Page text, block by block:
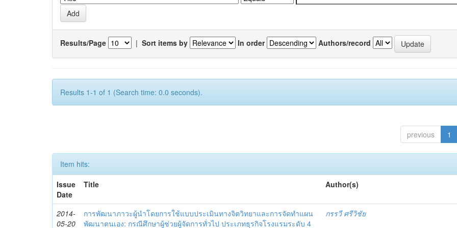
Results/Page | Sort items by In order Authors/record
Results 1-1 of 1 (Search time: 0.0 seconds).
previous 1
Item hits:
Issue
Date
Title Author(s)
2014-
05-20
การพัฒนาภาวะผู้นำโดยการใช้แบบประเมินทางจิตวิทยาและการจัดทำแผน
พัฒนาตนเอง: กรณีศึกษาผู้ช่วยผู้จัดการทั่วไป ประเภทธุรกิจโรงแรมระดับ 4
กรรวี ศรีวิชัย